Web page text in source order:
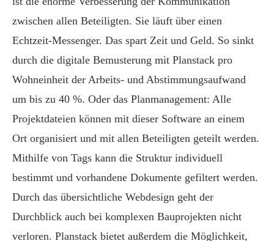
zwischen allen Beteiligten. Sie läuft über einen
Echtzeit-Messenger. Das spart Zeit und Geld. So sinkt
durch die digitale Bemusterung mit Planstack pro
Wohneinheit der Arbeits- und Abstimmungsaufwand
um bis zu 40 %. Oder das Planmanagement: Alle
Projektdateien können mit dieser Software an einem
Ort organisiert und mit allen Beteiligten geteilt werden.
Mithilfe von Tags kann die Struktur individuell
bestimmt und vorhandene Dokumente gefiltert werden.
Durch das übersichtliche Webdesign geht der
Durchblick auch bei komplexen Bauprojekten nicht
verloren. Planstack bietet außerdem die Möglichkeit,